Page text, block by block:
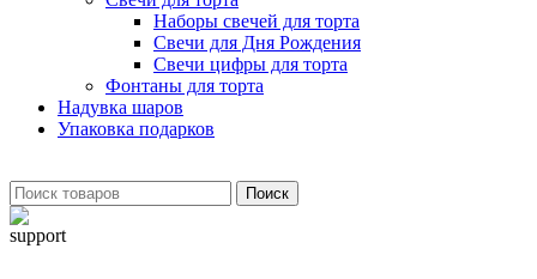
Наборы свечей для торта
Свечи для Дня Рождения
Свечи цифры для торта
Фонтаны для торта
Надувка шаров
Упаковка подарков
Поиск